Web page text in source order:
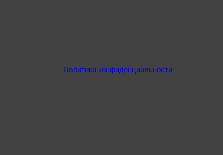
Политика конфиденциальности